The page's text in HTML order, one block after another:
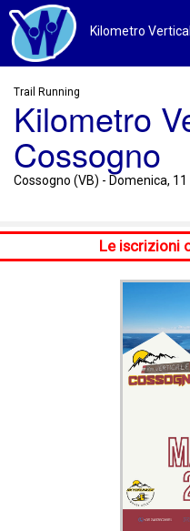
Trail Running
Kilometro
Cossogno
Cossogno (VB) - Domenica,
Le iscrizioni